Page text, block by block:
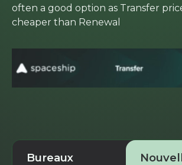
often a good option as Transfer
cheaper than Renewal
Bureaux